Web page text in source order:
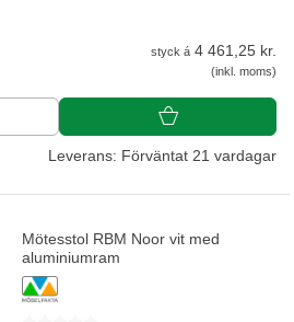
styck á 4 461,25 kr.
(inkl. moms)
Leverans: Förväntat 21 vardagar
Mötesstol RBM Noor vit med
aluminiumram